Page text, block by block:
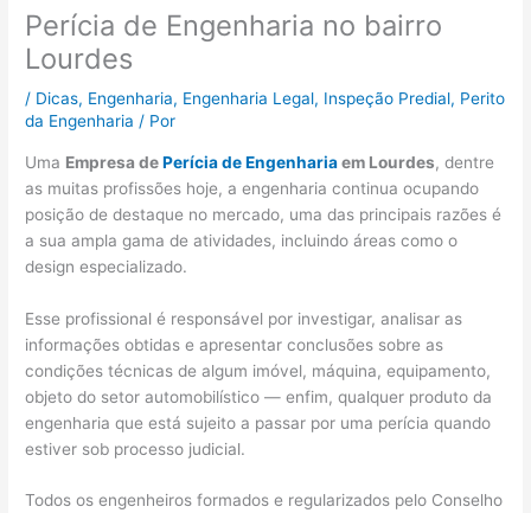
Perícia de Engenharia no bairro
Lourdes
/ Dicas, Engenharia, Engenharia Legal, Inspeção Predial, Perito
da Engenharia / Por
Uma Empresa dePerícia de Engenhariaem Lourdes, dentre
as muitas profissões hoje, a engenharia continua ocupando
posição de destaque no mercado, uma das principais razões é
a sua ampla gama de atividades, incluindo áreas como o
design especializado.
Esse profissional é responsável por investigar, analisar as
informações obtidas e apresentar conclusões sobre as
condições técnicas de algum imóvel, máquina, equipamento,
objeto do setor automobilístico — enfim, qualquer produto da
engenharia que está sujeito a passar por uma perícia quando
estiver sob processo judicial.
Todos os engenheiros formados e regularizados pelo Conselho